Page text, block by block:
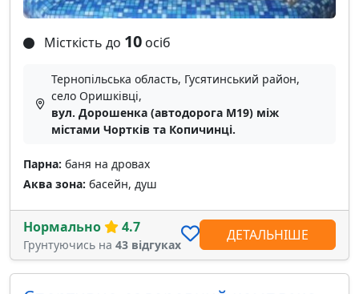
Місткість до 10 осіб
Тернопільська область, Гусятинський район,
село Оришківці,
вул. Дорошенка (автодорога M19) між
містами Чортків та Копичинці.
Парна: баня на дровах
Аква зона: басейн, душ
Нормально 4.7
Грунтуючись на 43 відгуках
ДЕТАЛЬНІШЕ